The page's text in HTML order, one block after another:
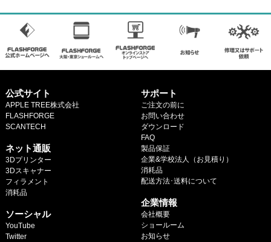
公式サイト
APPLE TREE株式会社
FLASHFORGE
SCANTECH
ネット通販
3Dプリンター
3Dスキャナー
フィラメント
消耗品
ソーシャル
YouTube
Twitter
サポート
ご注文の前に
お問い合わせ
ダウンロード
FAQ
製品保証
企業&学校法人（お見積り）
消耗品
配送方法･送料について
企業情報
会社概要
ショールーム
お知らせ